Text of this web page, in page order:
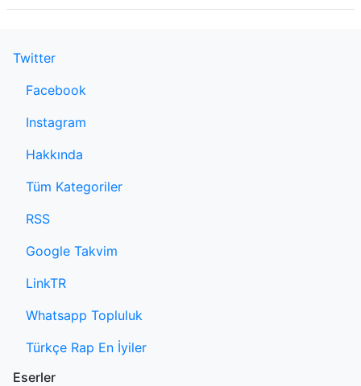
Twitter
Facebook
Instagram
Hakkında
Tüm Kategoriler
RSS
Google Takvim
LinkTR
Whatsapp Topluluk
Türkçe Rap En İyiler
Eserler